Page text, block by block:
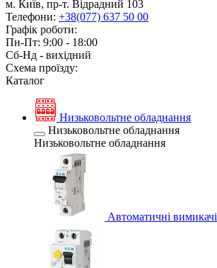
м. Київ, пр-т. Відрадний 103
Телефони: +38(077) 637 50 00
Графік роботи:
Пн-Пт: 9:00 - 18:00
Сб-Нд - вихідний
Схема проїзду:
Каталог
Низьковольтне обладнання
Низьковольтне обладнання
Низьковольтне обладнання
Автоматичні вимикачі